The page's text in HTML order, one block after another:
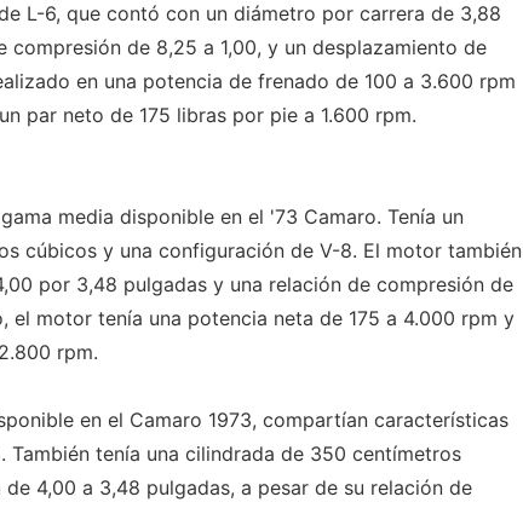
L-6, que contó con un diámetro por carrera de 3,88
compresión de 8,25 a 1,00, y un desplazamiento de
en una potencia de frenado de 100 a 3.600 rpm
par neto de 175 libras por pie a 1.600 rpm.
media disponible en el '73 Camaro. Tenía un
cúbicos y una configuración de V-8. El motor también
por 3,48 pulgadas y una relación de compresión de
el motor tenía una potencia neta de 175 a 4.000 rpm y
rpm.
en el Camaro 1973, compartían características
También tenía una cilindrada de 350 centímetros
4,00 a 3,48 pulgadas, a pesar de su relación de